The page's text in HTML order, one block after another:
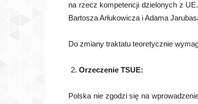
na rzecz kompetencji dzielonych z
Bartosza Arłukowicza i Adama
Do zmiany traktatu teoretycznie
Orzeczenie TSUE:
Polska nie zgodzi się na